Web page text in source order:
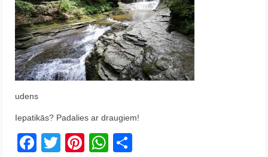
ASV
Melnkalne
Grieķija
Austrija
udens
Iepatikās? Padalies ar draugiem!
Facebook
TwitterPinterest
WhatsApp